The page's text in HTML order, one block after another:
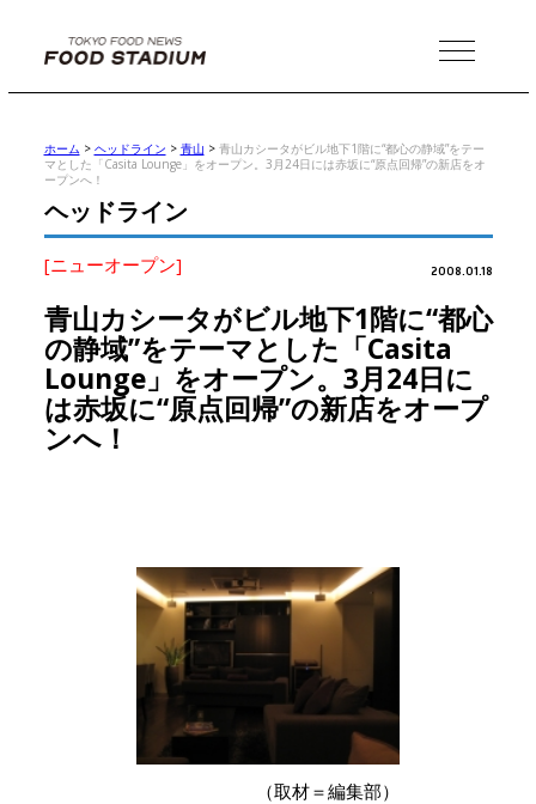
MENU
ホーム > ヘッドライン > 青山 > 青山カシータがビル地下1階に“都心の静域”をテー
マとした「Casita Lounge」をオープン。3月24日には赤坂に“原点回帰”の新店をオ
ープンへ！
ヘッドライン
[ニューオープン] 2008.01.18
青山カシータがビル地下1階に“都心
の静域”をテーマとした「Casita
Lounge」をオープン。3月24日に
は赤坂に“原点回帰”の新店をオープ
ンへ！
（取材＝編集部）